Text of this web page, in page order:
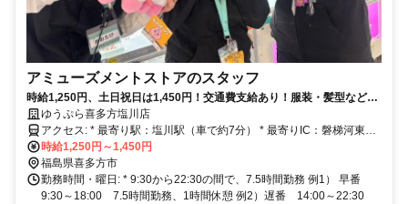
アミューズメントストアのスタッフ
時給1,250円、土日祝日は1,450円！交通費支給あり！服装・髪型など自
由☆ゆうぷら喜多方塩川店
アクセス: * 最寄り駅：塩川駅（車で約7分） * 最寄りIC：磐梯河東
IC（車で約20分）
時給1,250円～1,450円
福島県喜多方市
勤務時間・曜日: * 9:30から22:30の間で、7.5時間勤務 例1） 早番
9:30～18:00 7.5時間勤務、1時間休憩 例2）遅番 14:00～22:30